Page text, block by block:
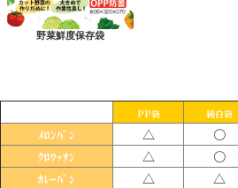
野菜鮮度保存袋
PP袋 純白袋
ﾒﾛﾝﾊﾟﾝ △ 〇
ｸﾛﾜｯｻﾝ △ 〇
ｶﾚｰﾊﾟﾝ △ △